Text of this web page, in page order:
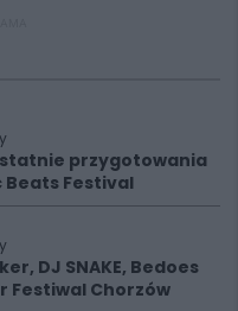
przygotowania
Beats Festival
DJ SNAKE, Bedoes
Festiwal Chorzów